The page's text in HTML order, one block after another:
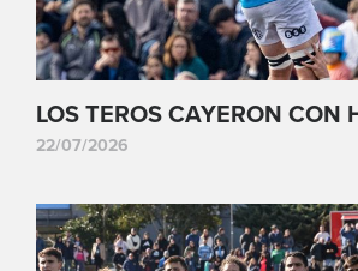
LOS TEROS CAYERON CON
22/07/2026